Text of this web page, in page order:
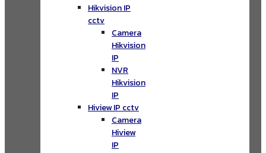
Hikvision IP
cctv
Camera
Hikvision
IP
NVR
Hikvision
IP
Hiview IP cctv
Camera
Hiview
IP